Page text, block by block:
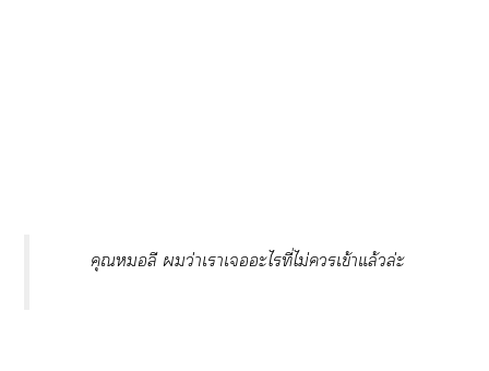
คุณลี ว่าเาเะไที่ไม่เข้าแล้วล่ะ